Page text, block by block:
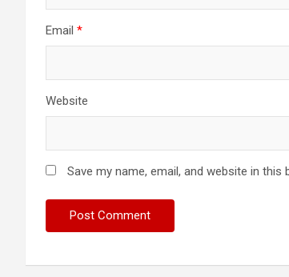
Email *
Website
Save my name, email, and website in